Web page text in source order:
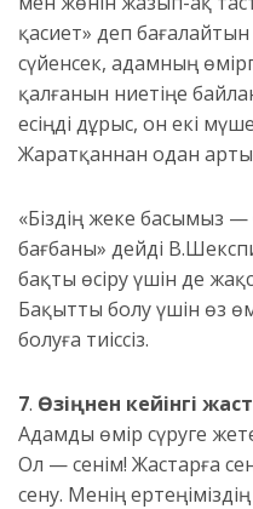
қасиет» деп
сүйенсек, адамның
қалғанын ниетіңе
есіңді дұрыс, он екі
Жаратқаннан одан
«Біздің жеке басымыз —
бағбаны» дейді
бақты өсіру үшін де
Бақытты болу үшін өз
болуға тиіссіз.
7. Өзіңнен кейінгі
Адамды өмір сүруге
Ол — сенім! Жастарға
сену. Менің